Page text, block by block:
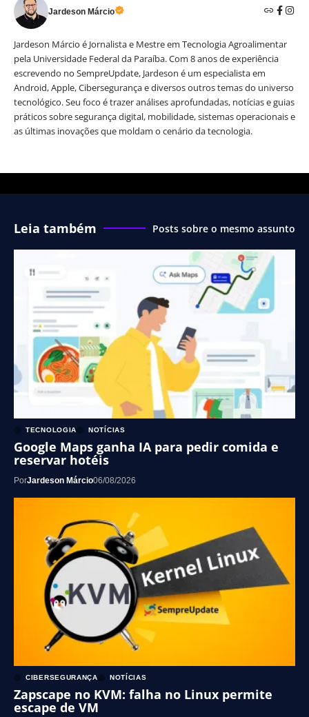
Jardeson Márcio
Jardeson Márcio é Jornalista e Mestre em Tecnologia Agroalimentar
pela Universidade Federal da Paraíba. Com 8 anos de experiência
escrevendo no SempreUpdate, Jardeson é um especialista em
Android, Apple, Cibersegurança e diversos outros temas do universo
tecnológico. Seu foco é trazer análises aprofundadas, notícias e guias
práticos sobre segurança digital, mobilidade, sistemas operacionais e
as últimas inovações que moldam o cenário da tecnologia.
Leia também Posts sobre o mesmo assunto
TECNOLOGIA NOTÍCIAS
Google Maps ganha IA para pedir comida e
reservar hotéis
PorJardeson Márcio06/08/2026
CIBERSEGURANÇA NOTÍCIAS
Zapscape no KVM: falha no Linux permite
escape de VM